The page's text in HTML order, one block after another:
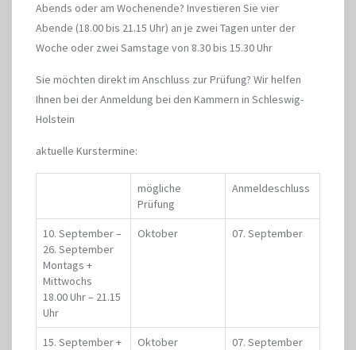
Abends oder am Wochenende? Investieren Sie vier
Abende (18.00 bis 21.15 Uhr) an je zwei Tagen unter der
Woche oder zwei Samstage von 8.30 bis 15.30 Uhr
Sie möchten direkt im Anschluss zur Prüfung? Wir helfen
Ihnen bei der Anmeldung bei den Kammern in Schleswig-
Holstein
aktuelle Kurstermine:
mögliche
Prüfung
Anmeldeschluss
10. September –
26. September
Montags +
Mittwochs
18.00 Uhr – 21.15
Uhr
Oktober 07. September
15. September +
Oktober 07. September